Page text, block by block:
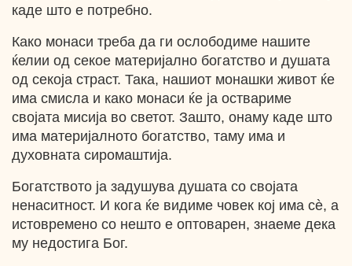
каде што е потребно.
Како монаси треба да ги ослободиме нашите
ќелии од секое материјално богатство и душата
од секоја страст. Така, нашиот монашки живот ќе
има смисла и како монаси ќе ја оствариме
својата мисија во светот. Зашто, онаму каде што
има материјалното богатство, таму има и
духовната сиромаштија.
Богатството ја задушува душата со својата
ненаситност. И кога ќе видиме човек кој има сѐ, а
истовремено со нешто е оптоварен, знаеме дека
му недостига Бог.